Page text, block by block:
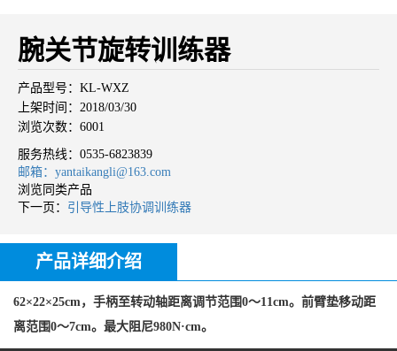
腕关节旋转训练器
产品型号：KL-WXZ
上架时间：2018/03/30
浏览次数：6001
服务热线： 0535-6823839
邮箱：yantaikangli@163.com
浏览同类产品
下一页： 引导性上肢协调训练器
产品详细介绍
62×22×25cm，手柄至转动轴距离调节范围0～11cm。前臂垫移动距
离范围0～7cm。最大阻尼980N·cm。